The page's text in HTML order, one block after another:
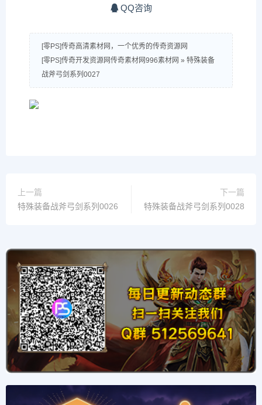
QQ咨询
[零PS]传奇高清素材网，一个优秀的传奇资源网
[零PS]传奇开发资源网传奇素材网996素材网 » 特殊装备
战斧弓剑系列0027
上一篇
特殊装备战斧弓剑系列0026
下一篇
特殊装备战斧弓剑系列0028